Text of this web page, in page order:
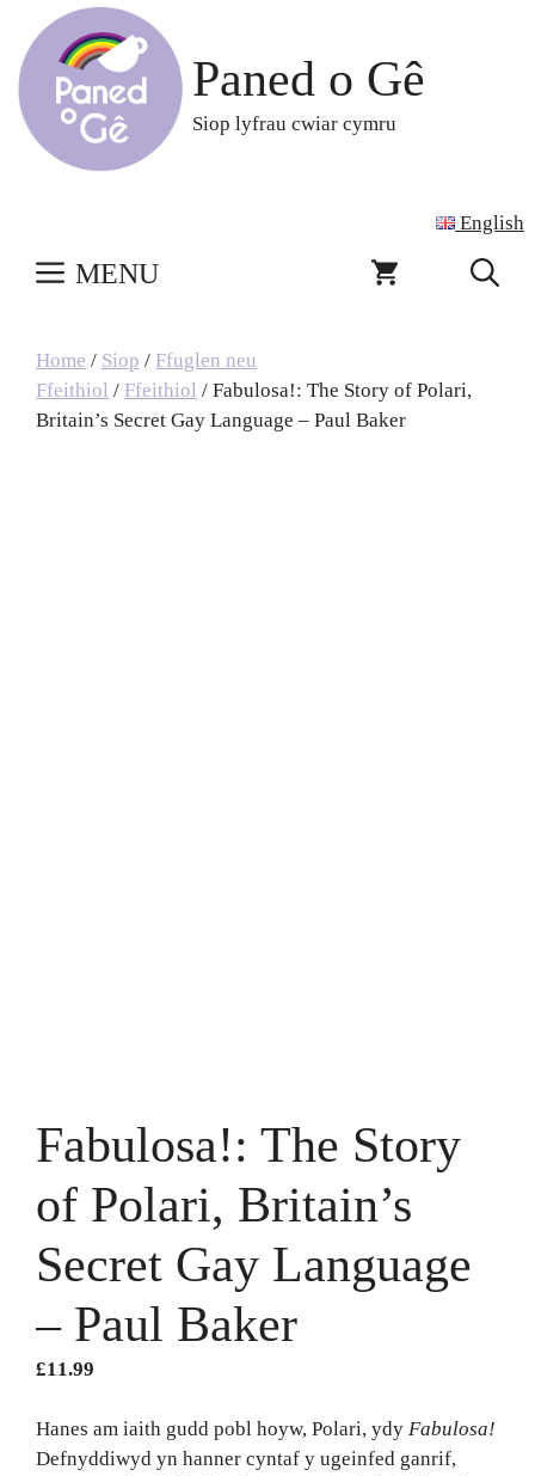
content
Paned o Gê
Siop lyfrau cwiar cymru
English
MENU
Home / Siop / Ffuglen neu
Ffeithiol / Ffeithiol / Fabulosa!: The Story of Polari,
Britain’s Secret Gay Language – Paul Baker
Fabulosa!: The Story
of Polari, Britain’s
Secret Gay Language
– Paul Baker
£11.99
Hanes am iaith gudd pobl hoyw, Polari, ydy Fabulosa!
Defnyddiwyd yn hanner cyntaf y ugeinfed ganrif,